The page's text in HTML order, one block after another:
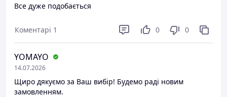
Все дуже подобається
Коментарі 1 0 0
YOMAYO
14.07.2026
Щиро дякуємо за Ваш вибір! Будемо раді новим
замовленням.